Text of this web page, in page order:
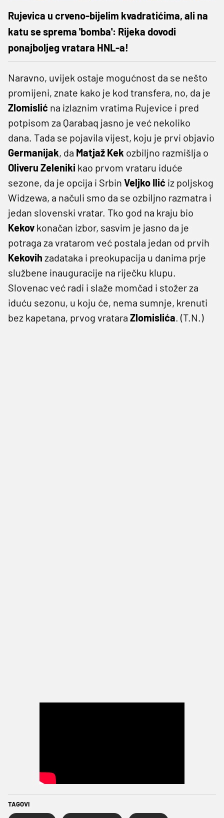
Rujevica u crveno-bijelim kvadratićima, ali na
katu se sprema 'bomba': Rijeka dovodi
ponajboljeg vratara HNL-a!
Naravno, uvijek ostaje mogućnost da se nešto
promijeni, znate kako je kod transfera, no, da je
Zlomislić na izlaznim vratima Rujevice i pred
potpisom za Qarabaq jasno je već nekoliko
dana. Tada se pojavila vijest, koju je prvi objavio
Germanijak, da Matjaž Kek ozbiljno razmišlja o
Oliveru Zeleniki kao prvom vrataru iduće
sezone, da je opcija i Srbin Veljko Ilić iz poljskog
Widzewa, a načuli smo da se ozbiljno razmatra i
jedan slovenski vratar. Tko god na kraju bio
Kekov konačan izbor, sasvim je jasno da je
potraga za vratarom već postala jedan od prvih
Kekovih zadataka i preokupacija u danima prje
službene inauguracije na riječku klupu.
Slovenac već radi i slaže momčad i stožer za
iduću sezonu, u koju će, nema sumnje, krenuti
bez kapetana, prvog vratara Zlomislića. (T.N.)
TAGOVI